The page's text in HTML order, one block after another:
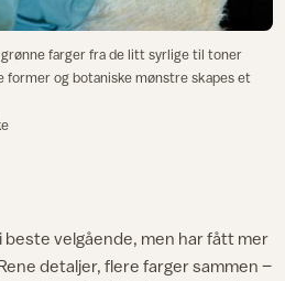
farger fra de litt syrlige til toner
former og botaniske mønstre skapes et
velgående, men har fått mer
detaljer, flere farger sammen –